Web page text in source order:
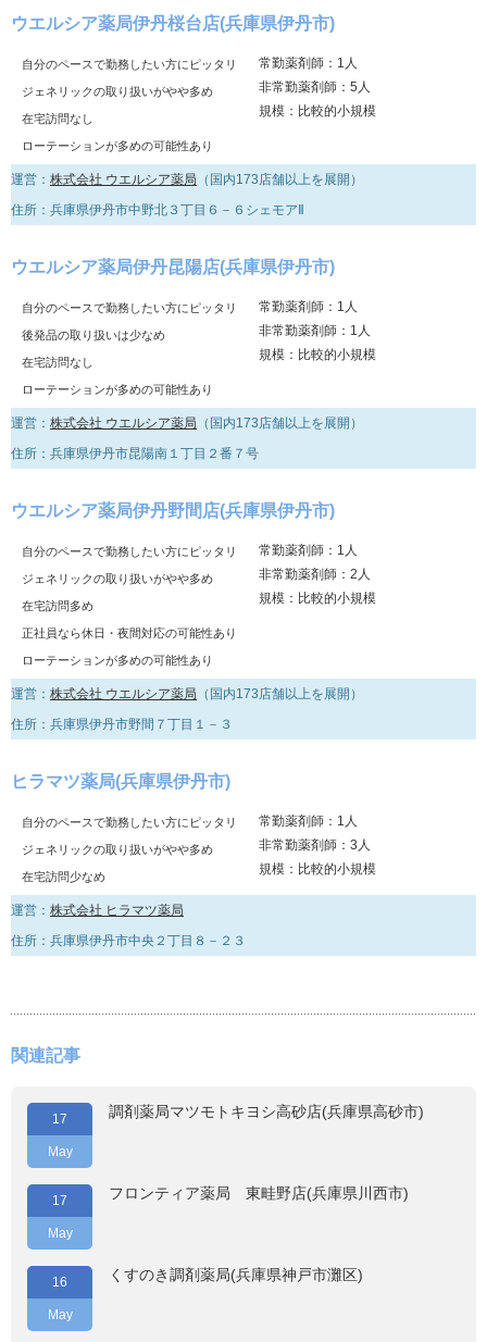
ウエルシア薬局伊丹桜台店(兵庫県伊丹市)
自分のペースで勤務したい方にピッタリ
ジェネリックの取り扱いがやや多め
在宅訪問なし
ローテーションが多めの可能性あり
常勤薬剤師：1人
非常勤薬剤師：5人
規模：比較的小規模
運営： 株式会社 ウエルシア薬局 （国内173店舗以上を展開）
住所：兵庫県伊丹市中野北３丁目６－６シェモアⅡ
ウエルシア薬局伊丹昆陽店(兵庫県伊丹市)
自分のペースで勤務したい方にピッタリ
後発品の取り扱いは少なめ
在宅訪問なし
ローテーションが多めの可能性あり
常勤薬剤師：1人
非常勤薬剤師：1人
規模：比較的小規模
運営： 株式会社 ウエルシア薬局 （国内173店舗以上を展開）
住所：兵庫県伊丹市昆陽南１丁目２番７号
ウエルシア薬局伊丹野間店(兵庫県伊丹市)
自分のペースで勤務したい方にピッタリ
ジェネリックの取り扱いがやや多め
在宅訪問多め
正社員なら休日・夜間対応の可能性あり
ローテーションが多めの可能性あり
常勤薬剤師：1人
非常勤薬剤師：2人
規模：比較的小規模
運営： 株式会社 ウエルシア薬局 （国内173店舗以上を展開）
住所：兵庫県伊丹市野間７丁目１－３
ヒラマツ薬局(兵庫県伊丹市)
自分のペースで勤務したい方にピッタリ
ジェネリックの取り扱いがやや多め
在宅訪問少なめ
常勤薬剤師：1人
非常勤薬剤師：3人
規模：比較的小規模
運営： 株式会社 ヒラマツ薬局
住所：兵庫県伊丹市中央２丁目８－２３
関連記事
17
May
調剤薬局マツモトキヨシ高砂店(兵庫県高砂市)
17
May
フロンティア薬局 東畦野店(兵庫県川西市)
16
May
くすのき調剤薬局(兵庫県神戸市灘区)